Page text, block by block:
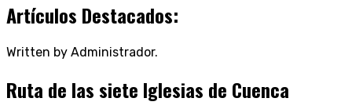
Artículos Destacados:
Written by Administrador.
Ruta de las siete Iglesias de Cuenca